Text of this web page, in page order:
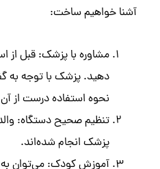
آشنا خواهیم ساخت:
مشاوره با پزشک: قبل از
دهید. پزشک با توجه به
نحوه استفاده درست از
تنظیم صحیح دستگاه:
پزشک انجام شده‌‌اند.
آموزش کودک: می‌توان به